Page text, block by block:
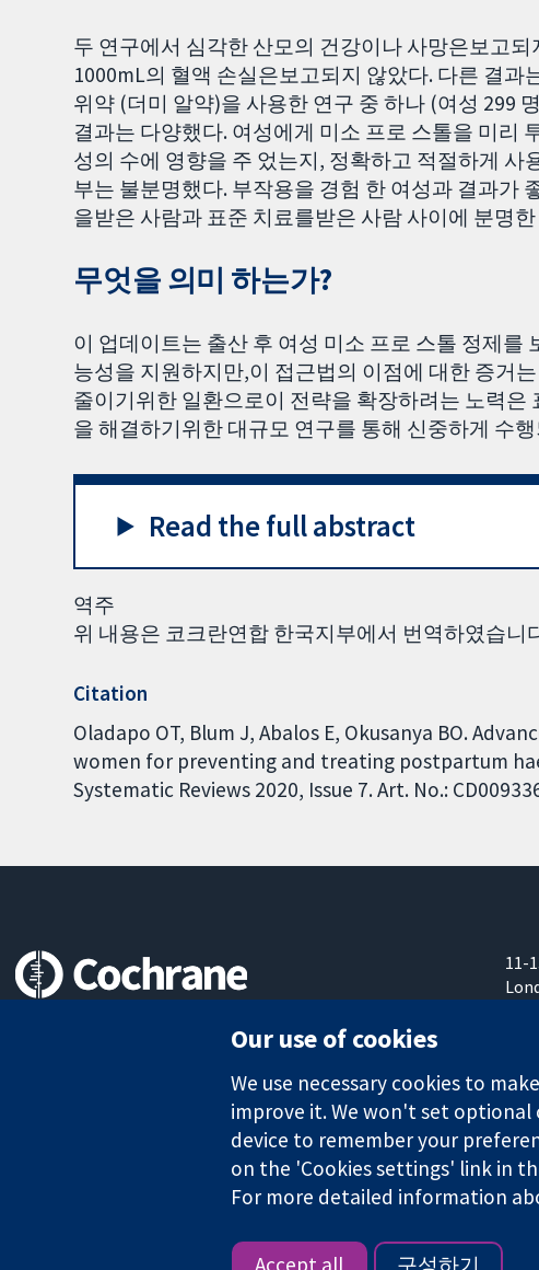
두 연구에서 심각한 산모의 건강이나 사망은보고
1000mL의 혈액 손실은보고되지 않았다. 다른 결과
위약 (더미 알약)을 사용한 연구 중 하나 (여성 299
결과는 다양했다. 여성에게 미소 프로 스톨을 미리
성의 수에 영향을 주 었는지, 정확하고 적절하게 사
부는 불분명했다. 부작용을 경험 한 여성과 결과가
을받은 사람과 표준 치료를받은 사람 사이에 분명
무엇을 의미 하는가?
이 업데이트는 출산 후 여성 미소 프로 스톨 정제
능성을 지원하지만,이 접근법의 이점에 대한 증거
줄이기위한 일환으로이 전략을 확장하려는 노력은
을 해결하기위한 대규모 연구를 통해 신중하게 수
Read the full abstract
역주
위 내용은 코크란연합 한국지부에서 번역하였습니
Citation
Oladapo OT, Blum J, Abalos E, Okusanya BO.
women for preventing and treating postpartum
Systematic Reviews 2020, Issue 7. Art. No.:
11-
The Cochrane Collaboration is a charity (no. 1045921) and a company
Our use of cookies
We use necessary cookies to
improve it. We won't set optional
device to remember your
on the 'Cookies settings' link in
For more detailed information
Accept all 구성하기